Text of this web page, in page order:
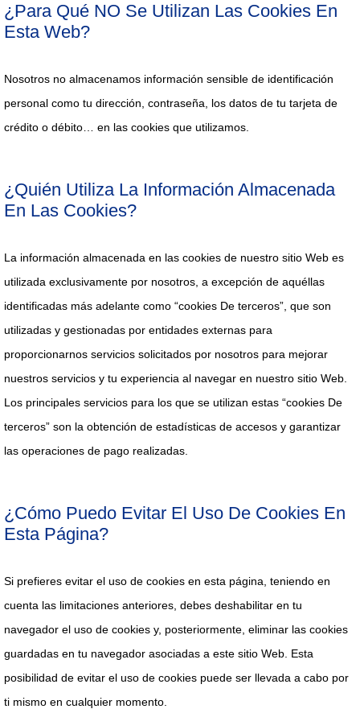
¿Para Qué NO Se Utilizan Las Cookies En
Esta Web?
Nosotros no almacenamos información sensible de identificación
personal como tu dirección, contraseña, los datos de tu tarjeta de
crédito o débito… en las cookies que utilizamos.
¿Quién Utiliza La Información Almacenada
En Las Cookies?
La información almacenada en las cookies de nuestro sitio Web es
utilizada exclusivamente por nosotros, a excepción de aquéllas
identificadas más adelante como “cookies De terceros”, que son
utilizadas y gestionadas por entidades externas para
proporcionarnos servicios solicitados por nosotros para mejorar
nuestros servicios y tu experiencia al navegar en nuestro sitio Web.
Los principales servicios para los que se utilizan estas “cookies De
terceros” son la obtención de estadísticas de accesos y garantizar
las operaciones de pago realizadas.
¿Cómo Puedo Evitar El Uso De Cookies En
Esta Página?
Si prefieres evitar el uso de cookies en esta página, teniendo en
cuenta las limitaciones anteriores, debes deshabilitar en tu
navegador el uso de cookies y, posteriormente, eliminar las cookies
guardadas en tu navegador asociadas a este sitio Web. Esta
posibilidad de evitar el uso de cookies puede ser llevada a cabo por
ti mismo en cualquier momento.